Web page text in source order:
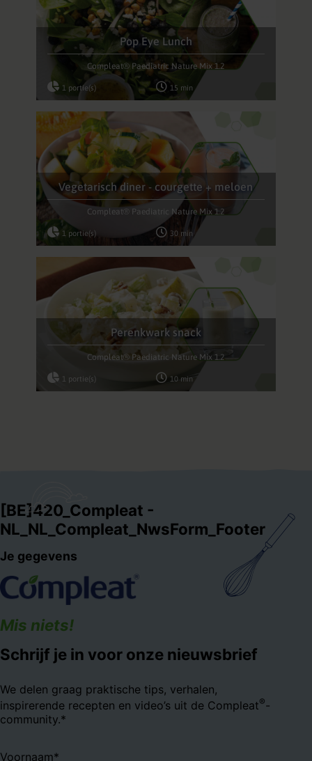
Pop Eye Lunch
Compleat® Paediatric Nature Mix 1.2
1 portie(s) 15 min
Vegetarisch diner - courgette + meloen
Compleat® Paediatric Nature Mix 1.2
1 portie(s) 30 min
Perenkwark snack
Compleat® Paediatric Nature Mix 1.2
1 portie(s) 10 min